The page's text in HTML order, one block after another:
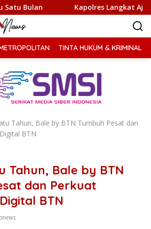
Kapolres Langkat Ajak Warga Perkuat
TINTA HUKUM & KRIMINAL
Tahun, Bale by BTN Tumbuh Pesat dan
BTN
Tahun, Bale by BTN
dan Perkuat
BTN